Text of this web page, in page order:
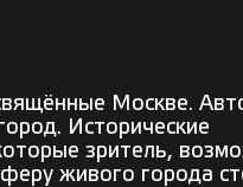
Москве.
Исторические
зритель,
живого города